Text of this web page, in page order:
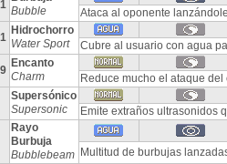
Bubble
Ataca al oponente
Hidrochorro
Water Sport
Cubre al usuario con agua
Encanto
Charm
Reduce mucho el ataque del
Supersónico
Supersonic
Emite extraños ultrasonidos
Rayo
Burbuja
Bubblebeam
Multitud de burbujas